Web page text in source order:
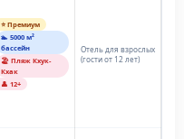
⭐ Премиум
🏊 5000 м²
бассейн
🏖️ Пляж Кхук-
Кхак
👤 12+
Отель для взрослых
(гости от 12 лет)